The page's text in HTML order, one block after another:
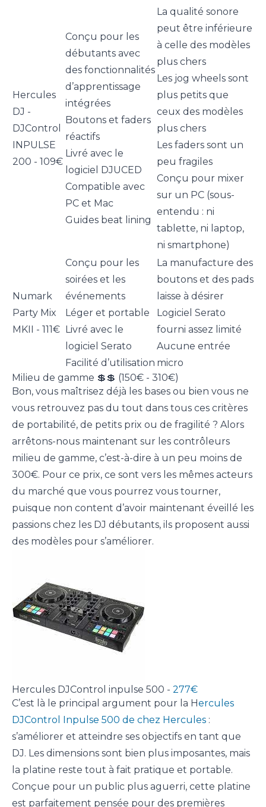
Hercules
DJ -
DJControl
INPULSE
200 - 109€
Conçu pour les
débutants avec
des fonctionnalités
d’apprentissage
intégrées
Boutons et faders
réactifs
Livré avec le
logiciel DJUCED
Compatible avec
PC et Mac
Guides beat lining
La qualité sonore
peut être inférieure
à celle des modèles
plus chers
Les jog wheels sont
plus petits que
ceux des modèles
plus chers
Les faders sont un
peu fragiles
Conçu pour mixer
sur un PC (sous-
entendu : ni
tablette, ni laptop,
ni smartphone)
Numark
Party Mix
MKII - 111€
Conçu pour les
soirées et les
événements
Léger et portable
Livré avec le
logiciel Serato
Facilité d’utilisation
La manufacture des
boutons et des pads
laisse à désirer
Logiciel Serato
fourni assez limité
Aucune entrée
micro
Milieu de gamme 💲💲 (150€ - 310€)
Bon, vous maîtrisez déjà les bases ou bien vous ne
vous retrouvez pas du tout dans tous ces critères
de portabilité, de petits prix ou de fragilité ? Alors
arrêtons-nous maintenant sur les contrôleurs
milieu de gamme, c’est-à-dire à un peu moins de
300€. Pour ce prix, ce sont vers les mêmes acteurs
du marché que vous pourrez vous tourner,
puisque non content d’avoir maintenant éveillé les
passions chez les DJ débutants, ils proposent aussi
des modèles pour s’améliorer.
Hercules DJControl inpulse 500 - 277€
C’est là le principal argument pour la Hercules
DJControl Inpulse 500 de chez Hercules :
s’améliorer et atteindre ses objectifs en tant que
DJ. Les dimensions sont bien plus imposantes, mais
la platine reste tout à fait pratique et portable.
Conçue pour un public plus aguerri, cette platine
est parfaitement pensée pour des premières